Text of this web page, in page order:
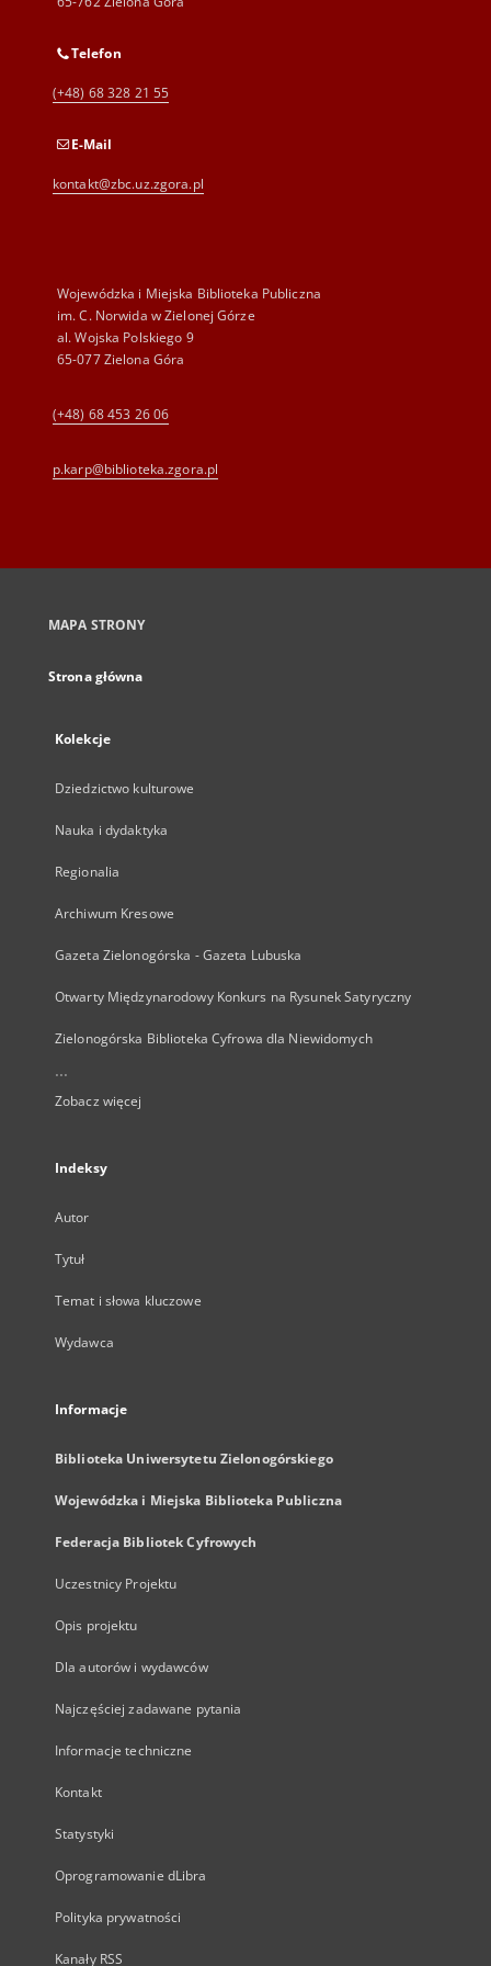
Telefon
(+48) 68 328 21 55
E-Mail
kontakt@zbc.uz.zgora.pl
Wojewódzka i Miejska Biblioteka Publiczna
im. C. Norwida w Zielonej Górze
al. Wojska Polskiego 9
65-077 Zielona Góra
(+48) 68 453 26 06
p.karp@biblioteka.zgora.pl
MAPA STRONY
Strona główna
Kolekcje
Dziedzictwo kulturowe
Nauka i dydaktyka
Regionalia
Archiwum Kresowe
Gazeta Zielonogórska - Gazeta Lubuska
Otwarty Międzynarodowy Konkurs na Rysunek Satyryczny
Zielonogórska Biblioteka Cyfrowa dla Niewidomych
...
Zobacz więcej
Indeksy
Autor
Tytuł
Temat i słowa kluczowe
Wydawca
Informacje
Biblioteka Uniwersytetu Zielonogórskiego
Wojewódzka i Miejska Biblioteka Publiczna
Federacja Bibliotek Cyfrowych
Uczestnicy Projektu
Opis projektu
Dla autorów i wydawców
Najczęściej zadawane pytania
Informacje techniczne
Kontakt
Statystyki
Oprogramowanie dLibra
Polityka prywatności
Kanały RSS